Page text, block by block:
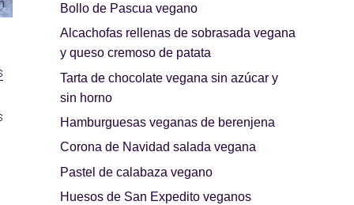
Bollo de Pascua vegano
Alcachofas rellenas de sobrasada vegana
y queso cremoso de patata
Tarta de chocolate vegana sin azúcar y
sin horno
Hamburguesas veganas de berenjena
Corona de Navidad salada vegana
Pastel de calabaza vegano
Huesos de San Expedito veganos